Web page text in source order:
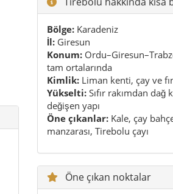
Bölge: Karadeniz
İl: Giresun
Konum:
tam ortalarında
Kimlik: Liman kenti, çay ve
Yükselti: Sıfır rakımdan
değişen yapı
Öne çıkanlar: Kale, çay
manzarası, Tirebolu çayı
Öne çıkan noktalar